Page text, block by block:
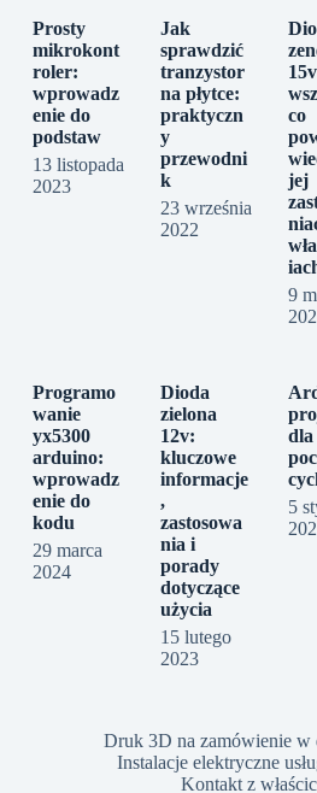
Prosty
mikrokont
roler:
wprowadz
enie do
podstaw
13 listopada
2023
Jak
sprawdzić
tranzystor
na płytce:
praktyczn
y
przewodni
k
23 września
2022
co
jej
9
Programo
wanie
yx5300
arduino:
wprowadz
enie do
kodu
29 marca
2024
Dioda
zielona
12v:
kluczowe
informacje
,
zastosowa
nia i
porady
dotyczące
użycia
15 lutego
2023
dla
5
Druk 3D na zamówienie w
Instalacje elektryczne
Kontakt z